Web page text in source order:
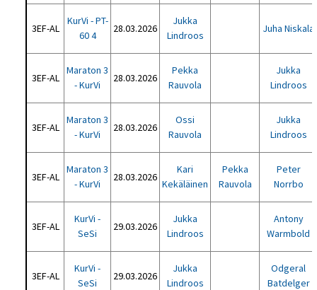
3EF-AL
KurVi - PT-
60 4
28.03.2026
Jukka
Lindroos
Juha Niskala
3EF-AL
Maraton 3
- KurVi
28.03.2026
Pekka
Rauvola
Jukka
Lindroos
3EF-AL
Maraton 3
- KurVi
28.03.2026
Ossi
Rauvola
Jukka
Lindroos
3EF-AL
Maraton 3
- KurVi
28.03.2026
Kari
Kekäläinen
Pekka
Rauvola
Peter
Norrbo
3EF-AL
KurVi -
SeSi
29.03.2026
Jukka
Lindroos
Antony
Warmbold
3EF-AL
KurVi -
SeSi
29.03.2026
Jukka
Lindroos
Odgeral
Batdelger